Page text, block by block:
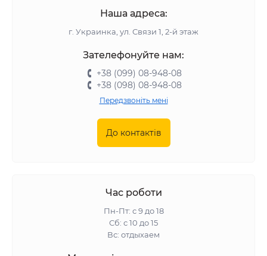
Наша адреса:
г. Украинка, ул. Связи 1, 2-й этаж
Зателефонуйте нам:
+38 (099) 08-948-08
+38 (098) 08-948-08
Передзвоніть мені
До контактів
Час роботи
Пн-Пт: с 9 до 18
Сб: с 10 до 15
Вс: отдыхаем